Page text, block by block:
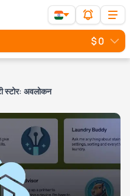
$ 0
स्टोर: अवलोकन